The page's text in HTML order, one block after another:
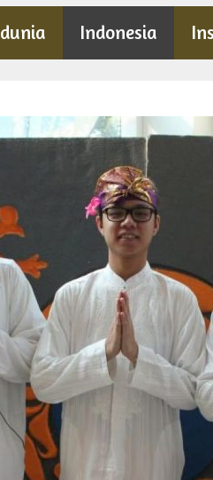
dunia Indonesia